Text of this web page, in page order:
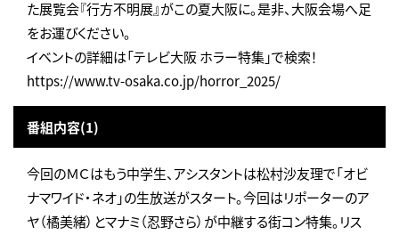
た展覧会『行方不明展』がこの夏大阪に。是非、大阪会場へ足
をお運びください。
イベントの詳細は「テレビ大阪 ホラー特集」で検索！
https://www.tv-osaka.co.jp/horror_2025/
番組内容(1)
今回のＭＣはもう中学生、アシスタントは松村沙友理で「オビ
ナマワイド・ネオ」の生放送がスタート。今回はリポーターのア
ヤ（橘美緒）とマナミ（忍野さら）が中継する街コン特集。リス